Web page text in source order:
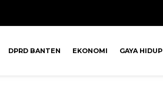
DPRD BANTEN EKONOMI GAYA HIDUP